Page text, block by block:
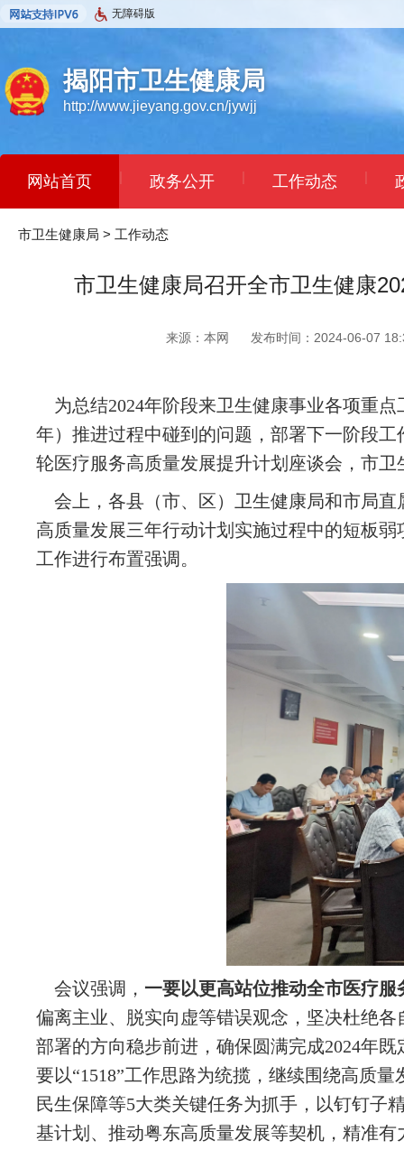
无障碍版
揭阳市卫生健康局
http://www.jieyang.gov.cn/jywjj
网站首页 | 政务公开 | 工作动态 |
依申请公开 | 民意征集
市卫生健康局 > 工作动态
市卫生健康局召开全市卫生健康
来源：本网 发布时间：2024-06-07
为总结2024年阶段来卫生健康事业各项重点
年）推进过程中碰到的问题，部署下一阶段
轮医疗服务高质量发展提升计划座谈会，市
会上，各县（市、区）卫生健康局和市局直
高质量发展三年行动计划实施过程中的短板
工作进行布置强调。
会议强调， 一要以更高站位推动全市医疗服
偏离主业、脱实向虚等错误观念，坚决杜绝
部署的方向稳步前进，确保圆满完成2024年
要以“1518”工作思路为统揽，继续围绕高质
民生保障等5大类关键任务为抓手，以钉钉子
基计划、推动粤东高质量发展等契机，精准